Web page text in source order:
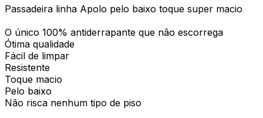
Passadeira linha Apolo pelo baixo toque super macio
O único 100% antiderrapante que não escorrega
Ótima qualidade
Fácil de limpar
Resistente
Toque macio
Pelo baixo
Não risca nenhum tipo de piso